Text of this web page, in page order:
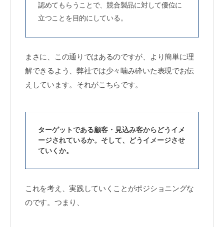
認めてもらうことで、競合製品に対して優位に
立つことを目的にしている。
まさに、この通りではあるのですが、より簡単に理
解できるよう、弊社では少々噛み砕いた表現でお伝
えしています。それがこちらです。
ターゲットである顧客・見込み客からどうイメ
ージされているか。そして、どうイメージさせ
ていくか。
これを考え、実践していくことがポジショニングな
のです。つまり、